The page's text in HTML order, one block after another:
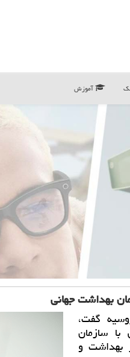
آموزش
بهداشت جهانی
گفت،
سازمان
بهداشت و